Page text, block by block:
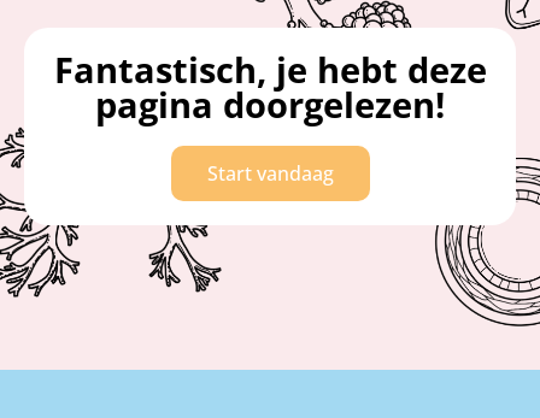
Fantastisch, je hebt deze
pagina doorgelezen!
Start vandaag